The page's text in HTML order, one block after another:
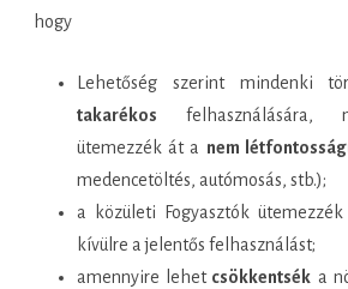
hogy
Lehetőség szerint mindenki
takarékos felhasználására,
ütemezzék át a nem
medencetöltés, autómosás, stb.);
a közületi Fogyasztók ütemezzék
kívülre a jelentős felhasználást;
amennyire lehetcsökkentsék a